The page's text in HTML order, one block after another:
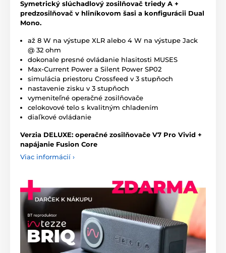
Symetrický slúchadlový zosilňovač triedy A +
predzosilňovač v hliníkovom šasi a konfigurácii Dual
Mono.
až 8 W na výstupe XLR alebo 4 W na výstupe Jack
@ 32 ohm
dokonale presné ovládanie hlasitosti MUSES
Max-Current Power a Silent Power SP02
simulácia priestoru Crossfeed v 3 stupňoch
nastavenie zisku v 3 stupňoch
vymeniteľné operačné zosilňovače
celokovové telo s kvalitným chladením
diaľkové ovládanie
Verzia DELUXE: operačné zosilňovače V7 Pro Vivid +
napájanie Fusion Core
Viac informácií ›